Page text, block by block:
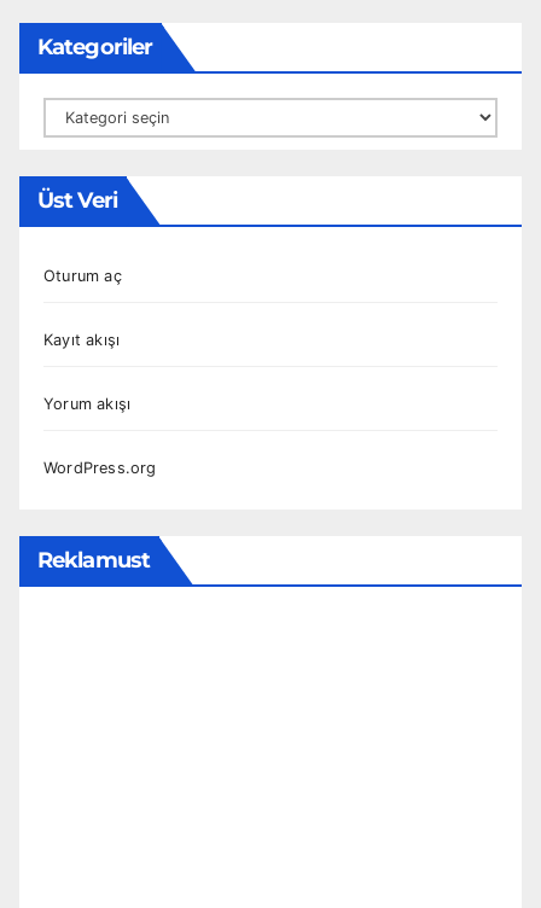
Kategoriler
Kategoriler
Üst Veri
Oturum aç
Kayıt akışı
Yorum akışı
WordPress.org
Reklamust